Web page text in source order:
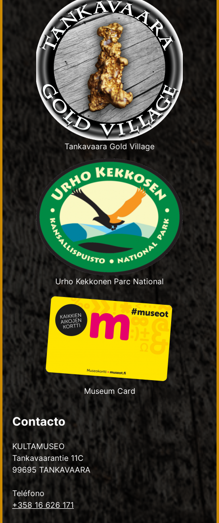
Tankavaara Gold Village
Urho Kekkonen Parc National
Museum Card
Contacto
KULTAMUSEO
Tankavaarantie 11C
99695 TANKAVAARA
Teléfono
+358 16 626 171